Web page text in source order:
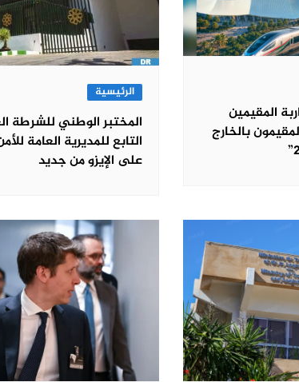
المقيمين
بالخارج
الرئيسية
المختبر الوطني للشرطة
التابع للمديرية العامة
على الإيزو من جديد